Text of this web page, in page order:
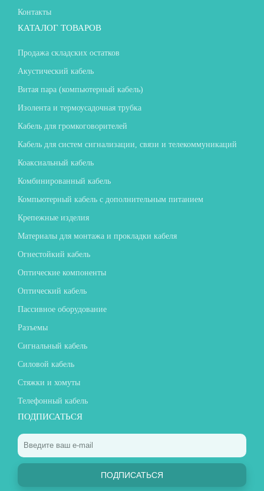
Контакты
КАТАЛОГ ТОВАРОВ
Продажа складских остатков
Акустический кабель
Витая пара (компьютерный кабель)
Изолента и термоусадочная трубка
Кабель для громкоговорителей
Кабель для систем сигнализации, связи и телекоммуникаций
Коаксиальный кабель
Комбинированный кабель
Компьютерный кабель с дополнительным питанием
Крепежные изделия
Материалы для монтажа и прокладки кабеля
Огнестойкий кабель
Оптические компоненты
Оптический кабель
Пассивное оборудование
Разъемы
Сигнальный кабель
Силовой кабель
Стяжки и хомуты
Телефонный кабель
ПОДПИСАТЬСЯ
ПОДПИСАТЬСЯ